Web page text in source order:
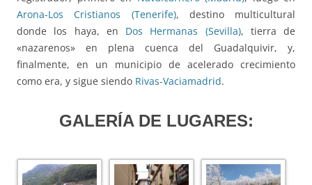
Arona-Los Cristianos (Tenerife), destino multicultural
donde los haya, en Dos Hermanas (Sevilla), tierra de
«nazarenos» en plena cuenca del Guadalquivir, y,
finalmente, en un municipio de acelerado crecimiento
como era, y sigue siendo Rivas-Vaciamadrid.
GALERÍA DE LUGARES: